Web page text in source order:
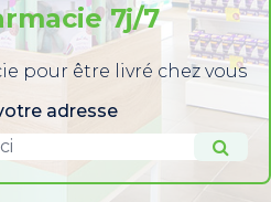
7j/7
pour être livré chez vous
adresse